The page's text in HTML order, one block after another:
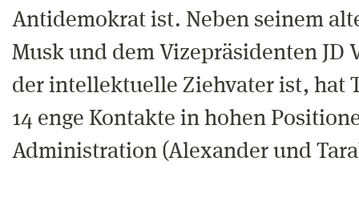
Antidemokrat ist. Neben seinem
Musk und dem Vizepräsidenten JD
der intellektuelle Ziehvater ist, hat
14 enge Kontakte in hohen
Administration (Alexander und